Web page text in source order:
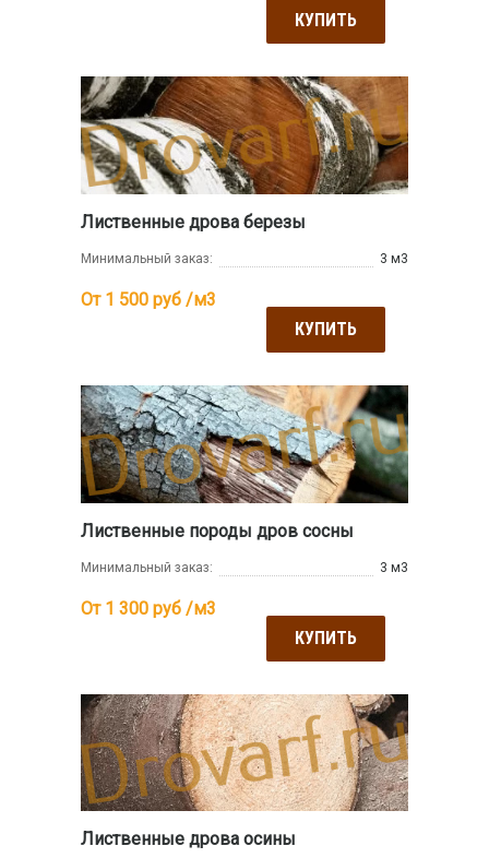
КУПИТЬ
Лиственные дрова березы
Минимальный заказ: 3 м3
От 1 500 руб /м3
КУПИТЬ
Лиственные породы дров сосны
Минимальный заказ: 3 м3
От 1 300 руб /м3
КУПИТЬ
Лиственные дрова осины